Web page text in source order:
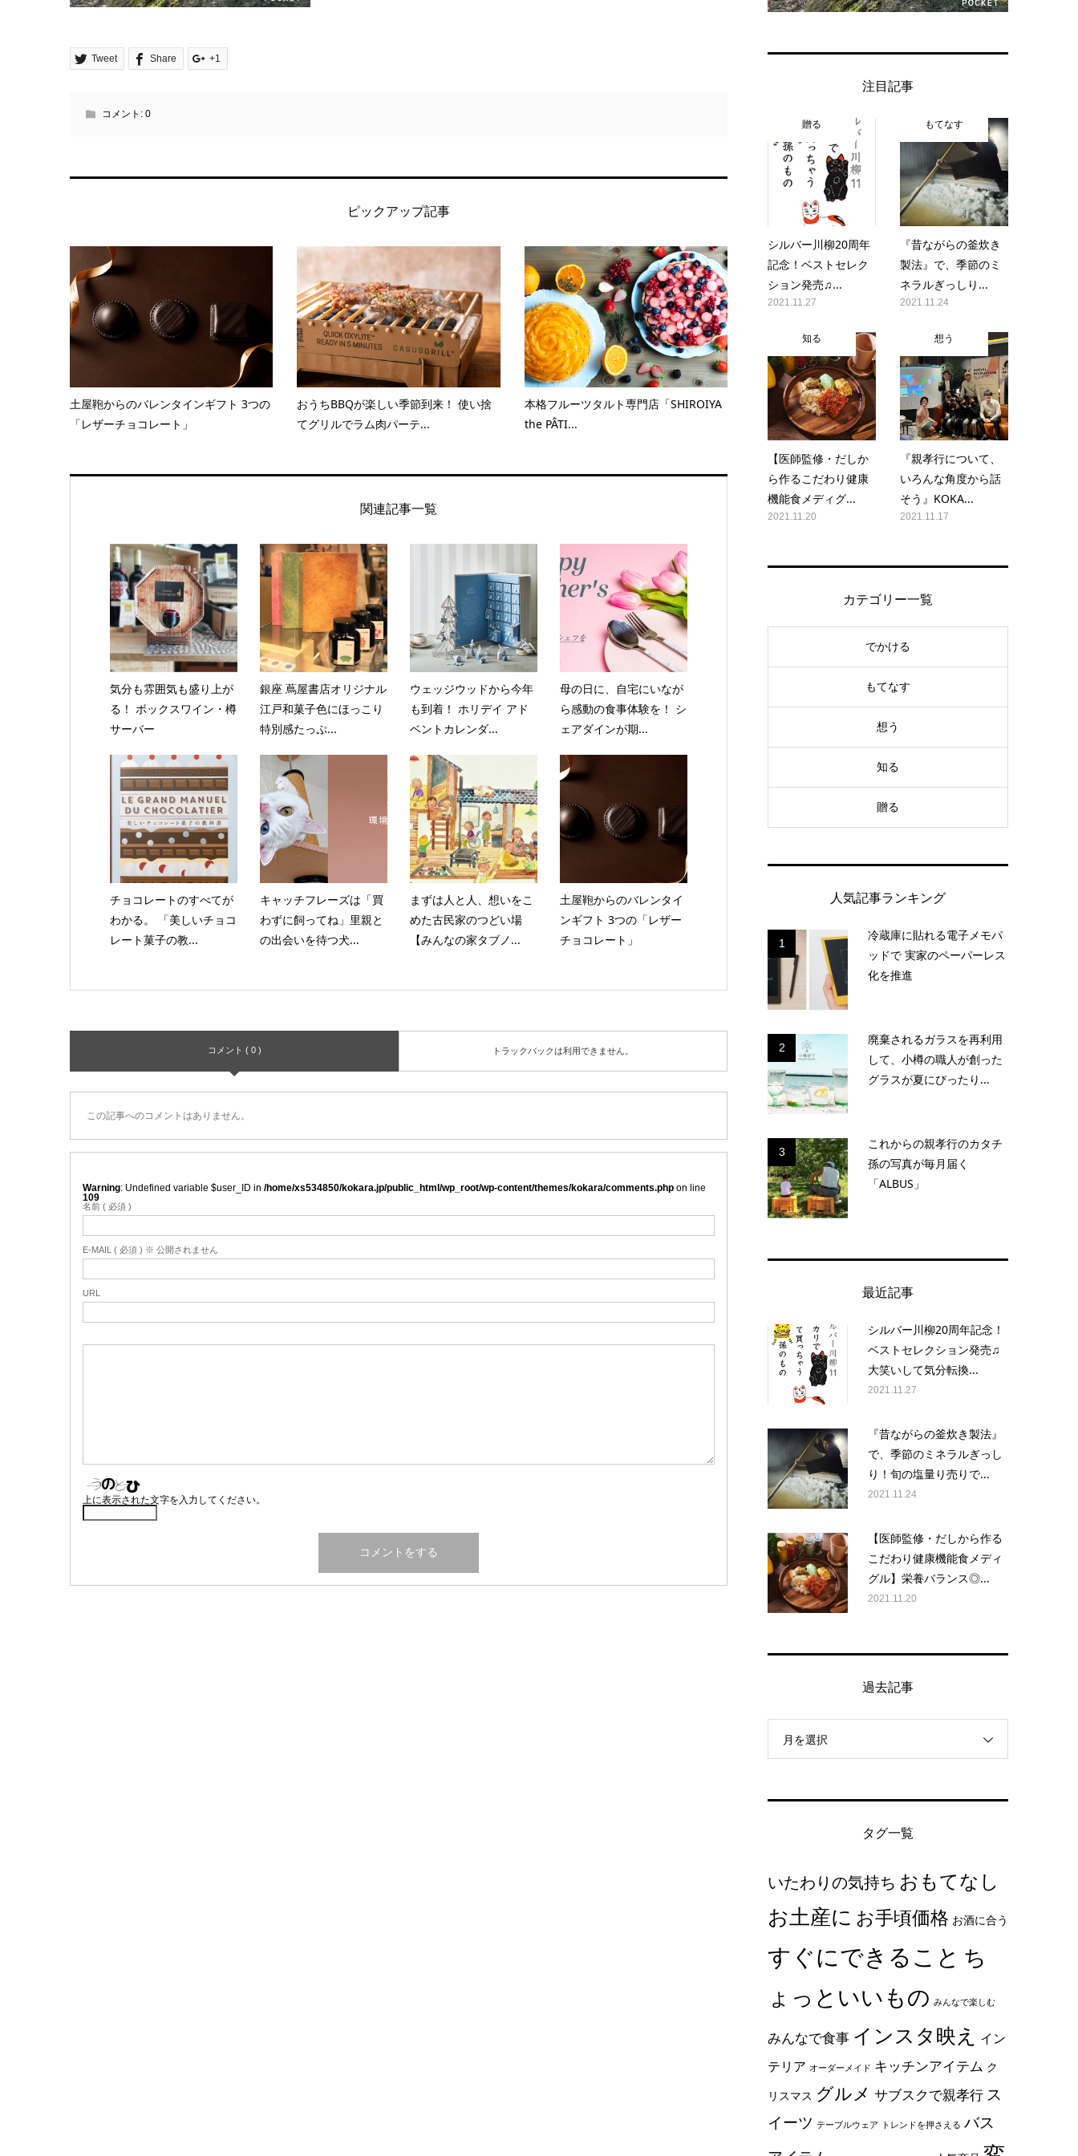
Tweet Share +1
コメント: 0
ピックアップ記事
土屋鞄からのバレンタインギフト 3つの
「レザーチョコレート」
おうちBBQが楽しい季節到来！ 使い捨
てグリルでラム肉パーテ...
本格フルーツタルト専門店「SHIROIYA
the PÂTI...
関連記事一覧
気分も雰囲気も盛り上が
る！ ボックスワイン・樽
サーバー
銀座 蔦屋書店オリジナル
江戸和菓子色にほっこり
特別感たっぷ...
ウェッジウッドから今年
も到着！ ホリデイ アド
ベントカレンダ...
母の日に、自宅にいなが
ら感動の食事体験を！ シ
ェアダインが期...
チョコレートのすべてが
わかる。 「美しいチョコ
レート菓子の教...
キャッチフレーズは「買
わずに飼ってね」里親と
の出会いを待つ犬...
まずは人と人、想いをこ
めた古民家のつどい場
【みんなの家タブノ...
土屋鞄からのバレンタイ
ンギフト 3つの「レザー
チョコレート」
コメント ( 0 ) トラックバックは利用できません。
この記事へのコメントはありません。
Warning : Undefined variable $user_ID in /home/xs534850/kokara.jp/public_html/wp_root/wp-content/themes/kokara/comments.php on line
109
名前 ( 必須 )
E-MAIL ( 必須 ) ※ 公開されません
URL
上に表示された文字を入力してください。
注目記事
贈る
シルバー川柳20周年
記念！ベストセレク
ション発売♫...
2021.11.27
もてなす
『昔ながらの釜炊き
製法』で、季節のミ
ネラルぎっしり...
2021.11.24
知る
【医師監修・だしか
ら作るこだわり健康
機能食メディグ...
2021.11.20
想う
『親孝行について、
いろんな角度から話
そう』KOKA...
2021.11.17
カテゴリー一覧
でかける
もてなす
想う
知る
贈る
人気記事ランキング
1
冷蔵庫に貼れる電子メモパ
ッドで 実家のペーパーレス
化を推進
2
廃棄されるガラスを再利用
して、小樽の職人が創った
グラスが夏にぴったり...
3
これからの親孝行のカタチ
孫の写真が毎月届く
「ALBUS」
最近記事
シルバー川柳20周年記念！
ベストセレクション発売♫
大笑いして気分転換...
2021.11.27
『昔ながらの釜炊き製法』
で、季節のミネラルぎっし
り！旬の塩量り売りで...
2021.11.24
【医師監修・だしから作る
こだわり健康機能食メディ
グル】栄養バランス◎...
2021.11.20
過去記事
月を選択
タグ一覧
いたわりの気持ち おもてなし
お土産に お手頃価格 お酒に合う
すぐにできること ち
ょっといいもの みんなで楽しむ
みんなで食事 インスタ映え イン
テリア オーダーメイド キッチンアイテム ク
リスマス グルメ サブスクで親孝行 ス
イーツ テーブルウェア トレンドを押さえる バス